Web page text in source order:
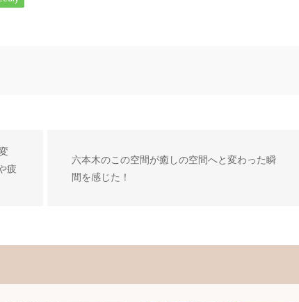
疲
六本木のこの空間が癒しの空間へと変わった瞬
間を感じた！